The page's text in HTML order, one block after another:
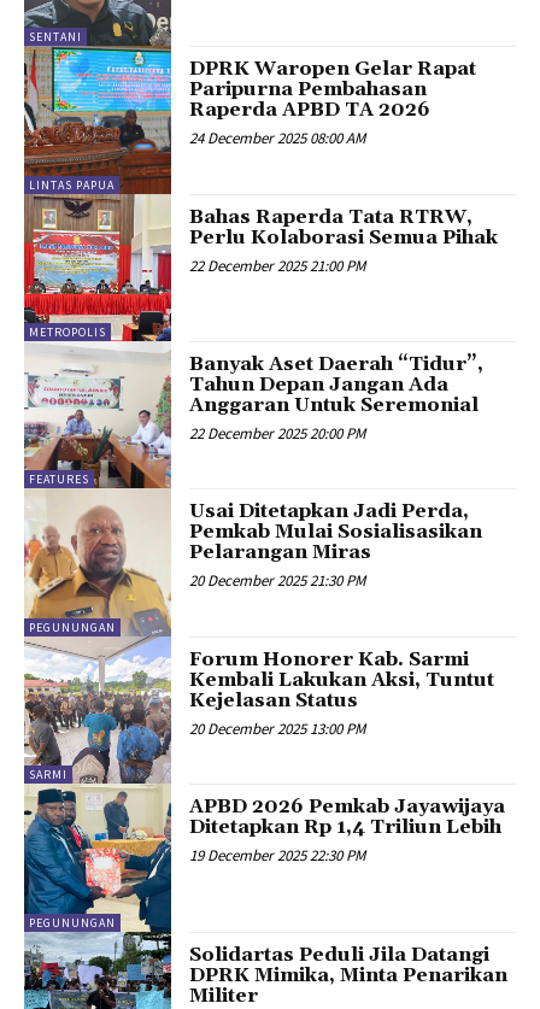
SENTANI
LINTAS PAPUA
DPRK Waropen Gelar Rapat
Paripurna Pembahasan
Raperda APBD TA 2026
24 December 2025 08:00 AM
METROPOLIS
Bahas Raperda Tata RTRW,
Perlu Kolaborasi Semua Pihak
22 December 2025 21:00 PM
FEATURES
Banyak Aset Daerah “Tidur”,
Tahun Depan Jangan Ada
Anggaran Untuk Seremonial
22 December 2025 20:00 PM
PEGUNUNGAN
Usai Ditetapkan Jadi Perda,
Pemkab Mulai Sosialisasikan
Pelarangan Miras
20 December 2025 21:30 PM
SARMI
Forum Honorer Kab. Sarmi
Kembali Lakukan Aksi, Tuntut
Kejelasan Status
20 December 2025 13:00 PM
PEGUNUNGAN
APBD 2026 Pemkab Jayawijaya
Ditetapkan Rp 1,4 Triliun Lebih
19 December 2025 22:30 PM
Solidartas Peduli Jila Datangi
DPRK Mimika, Minta Penarikan
Militer